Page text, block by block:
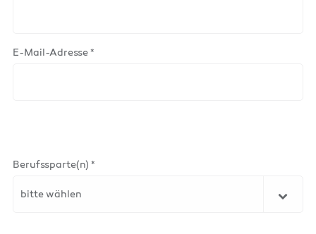
E-Mail-Adresse *
Berufssparte(n) *
bitte wählen